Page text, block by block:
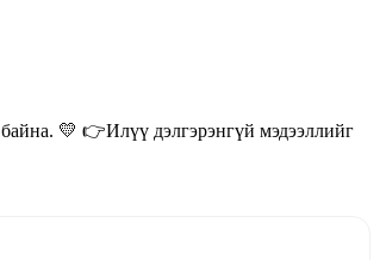
💛 👉Илүү дэлгэрэнгүй мэдээллийг